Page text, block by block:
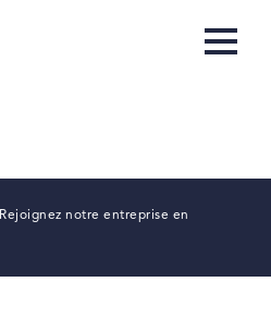
Rejoignez notre entreprise en